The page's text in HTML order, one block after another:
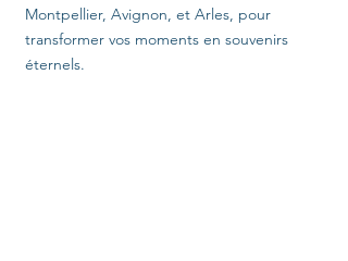
Montpellier, Avignon, et Arles, pour
transformer vos moments en souvenirs
éternels.